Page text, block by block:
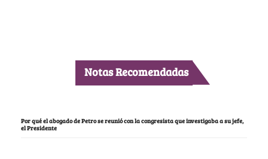
Notas Recomendadas
Por qué el abogado de Petro se reunió con la congresista que investigaba a su jefe,
el Presidente